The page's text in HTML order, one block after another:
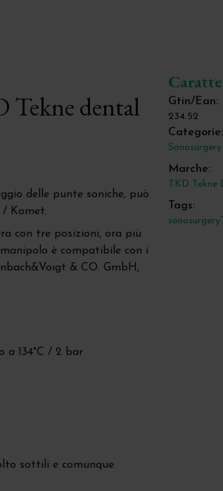
Tekne dental
delle punte soniche, può
/ Komet.
con tre posizioni, ora più
è compatibile con i
& CO. GmbH,
a 134°C / 2 bar
sottili e comunque
Gtin/Ean:
234.52
Categorie:
Marche:
TKD Tekne
Tags:
sonosurgery